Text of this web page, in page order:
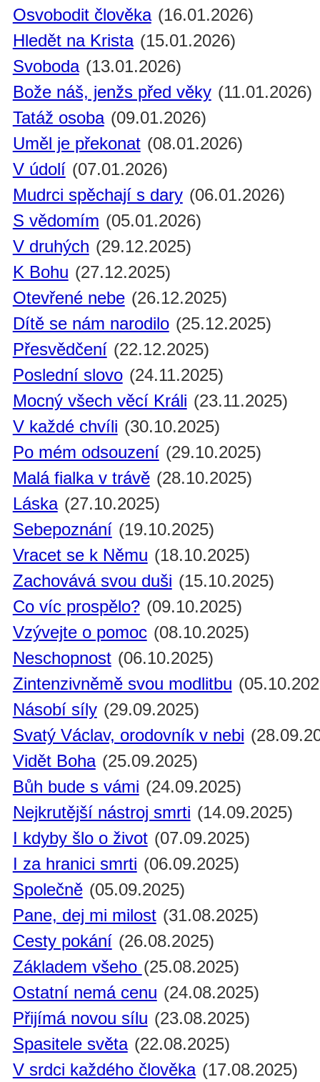
Osvobodit člověka (16.01.2026)
Hledět na Krista (15.01.2026)
Svoboda (13.01.2026)
Bože náš, jenžs před věky (11.01.2026)
Tatáž osoba (09.01.2026)
Uměl je překonat (08.01.2026)
V údolí (07.01.2026)
Mudrci spěchají s dary (06.01.2026)
S vědomím (05.01.2026)
V druhých (29.12.2025)
K Bohu (27.12.2025)
Otevřené nebe (26.12.2025)
Dítě se nám narodilo (25.12.2025)
Přesvědčení (22.12.2025)
Poslední slovo (24.11.2025)
Mocný všech věcí Králi (23.11.2025)
V každé chvíli (30.10.2025)
Po mém odsouzení (29.10.2025)
Malá fialka v trávě (28.10.2025)
Láska (27.10.2025)
Sebepoznání (19.10.2025)
Vracet se k Němu (18.10.2025)
Zachovává svou duši (15.10.2025)
Co víc prospělo? (09.10.2025)
Vzývejte o pomoc (08.10.2025)
Neschopnost (06.10.2025)
Zintenzivněmě svou modlitbu
Násobí síly (29.09.2025)
Svatý Václav, orodovník v nebi
Vidět Boha (25.09.2025)
Bůh bude s vámi (24.09.2025)
Nejkrutější nástroj smrti (14.09.2025)
I kdyby šlo o život (07.09.2025)
I za hranici smrti (06.09.2025)
Společně (05.09.2025)
Pane, dej mi milost (31.08.2025)
Cesty pokání (26.08.2025)
Základem všeho (25.08.2025)
Ostatní nemá cenu (24.08.2025)
Přijímá novou sílu (23.08.2025)
Spasitele světa (22.08.2025)
V srdci každého člověka (17.08.2025)